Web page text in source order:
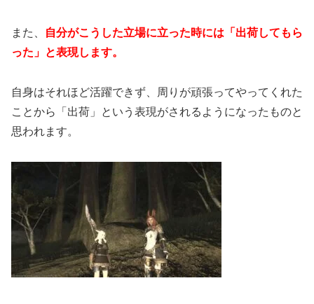
また、
自分がこうした立場に立った時には「出荷してもら
った」と表現します。
自身はそれほど活躍できず、周りが頑張ってやってくれた
ことから「出荷」という表現がされるようになったものと
思われます。